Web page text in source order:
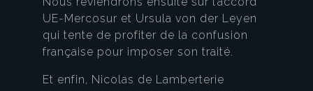
UE-Mercosur et Ursula von der Leyen
qui tente de profiter de la confusion
française pour imposer son traité.
Et enfin, Nicolas de Lamberterie